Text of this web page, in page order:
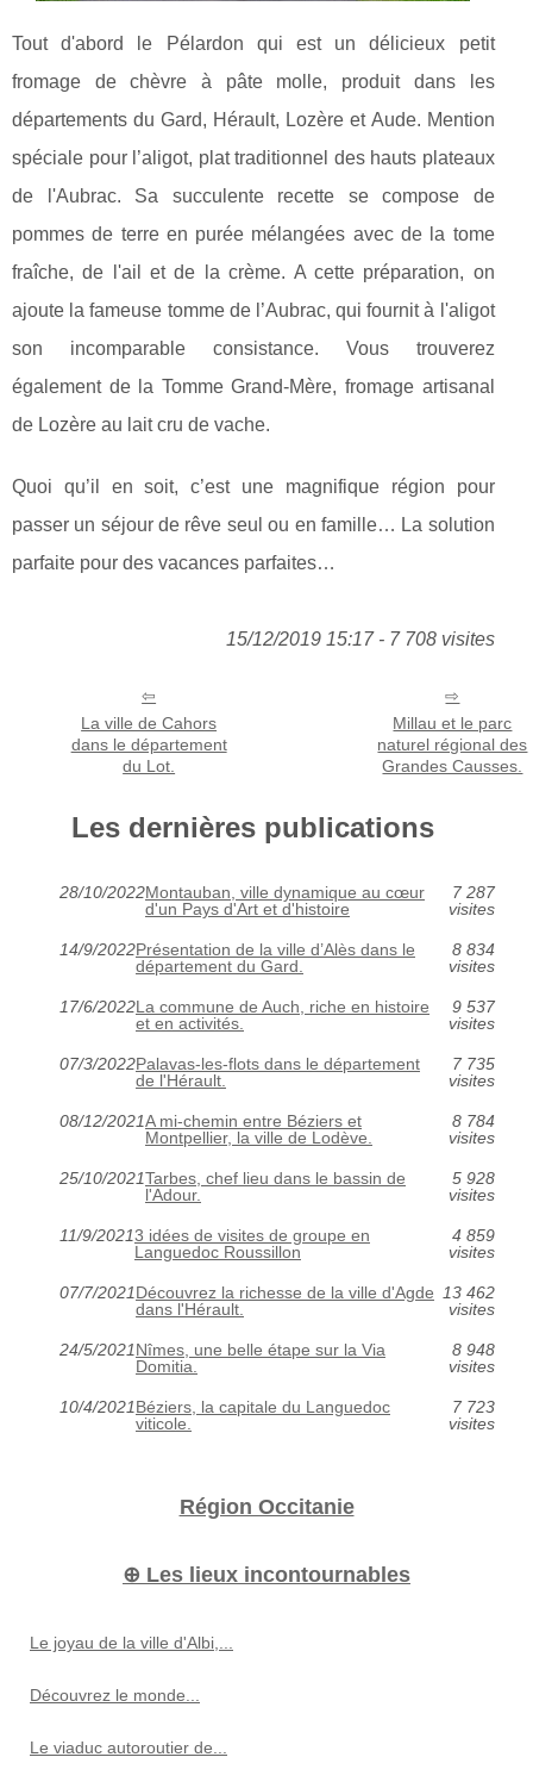
Tout d'abord le Pélardon qui est un délicieux petit
fromage de chèvre à pâte molle, produit dans les
départements du Gard, Hérault, Lozère et Aude. Mention
spéciale pour l’aligot, plat traditionnel des hauts plateaux
de l'Aubrac. Sa succulente recette se compose de
pommes de terre en purée mélangées avec de la tome
fraîche, de l'ail et de la crème. A cette préparation, on
ajoute la fameuse tomme de l’Aubrac, qui fournit à l'aligot
son incomparable consistance. Vous trouverez
également de la Tomme Grand-Mère, fromage artisanal
de Lozère au lait cru de vache.
Quoi qu’il en soit, c’est une magnifique région pour
passer un séjour de rêve seul ou en famille… La solution
parfaite pour des vacances parfaites…
15/12/2019 15:17 - 7 708 visites
La ville de Cahors
dans le département
du Lot.
Millau et le parc
naturel régional des
Grandes Causses.
Les dernières publications
28/10/2022Montauban, ville dynamique au cœur
d'un Pays d'Art et d'histoire
7 287
visites
14/9/2022Présentation de la ville d’Alès dans le
département du Gard.
8 834
visites
17/6/2022La commune de Auch, riche en histoire
et en activités.
9 537
visites
07/3/2022Palavas-les-flots dans le département
de l'Hérault.
7 735
visites
08/12/2021A mi-chemin entre Béziers et
Montpellier, la ville de Lodève.
8 784
visites
25/10/2021Tarbes, chef lieu dans le bassin de
l'Adour.
5 928
visites
11/9/20213 idées de visites de groupe en
Languedoc Roussillon
4 859
visites
07/7/2021Découvrez la richesse de la ville d'Agde
dans l'Hérault.
13 462
visites
24/5/2021Nîmes, une belle étape sur la Via
Domitia.
8 948
visites
10/4/2021Béziers, la capitale du Languedoc
viticole.
7 723
visites
Région Occitanie
⊕ Les lieux incontournables
Le joyau de la ville d'Albi,...
Découvrez le monde...
Le viaduc autoroutier de...